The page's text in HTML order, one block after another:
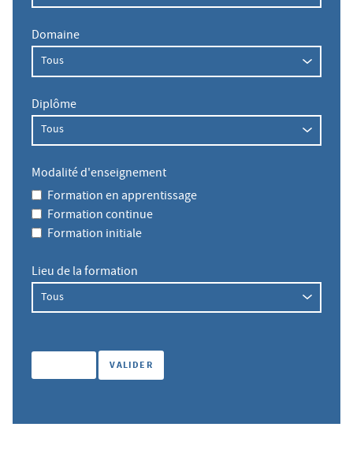
Domaine
Diplôme
Modalité d'enseignement
Formation en apprentissage
Formation continue
Formation initiale
Lieu de la formation